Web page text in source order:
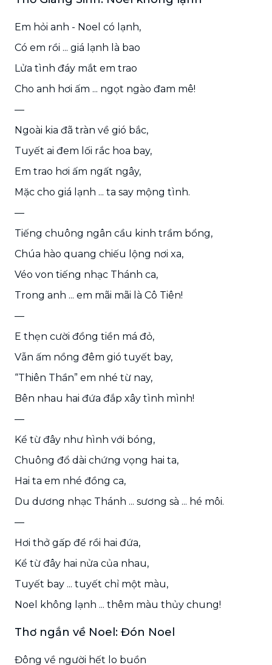
Em hỏi anh - Noel có lạnh,
Có em rồi ... giá lạnh là bao
Lửa tình đáy mắt em trao
Cho anh hơi ấm ... ngọt ngào đam mê!
—
Ngoài kia đã tràn về gió bắc,
Tuyết ai đem lối rắc hoa bay,
Em trao hơi ấm ngất ngây,
Mặc cho giá lạnh ... ta say mộng tình.
—
Tiếng chuông ngân cầu kinh trầm bổng,
Chúa hào quang chiếu lộng nơi xa,
Véo von tiếng nhạc Thánh ca,
Trong anh ... em mãi mãi là Cô Tiên!
—
E thẹn cười đồng tiền má đỏ,
Vẫn ấm nồng đêm gió tuyết bay,
“Thiên Thần” em nhé từ nay,
Bên nhau hai đứa đắp xây tình mình!
—
Kể từ đây như hình với bóng,
Chuông đổ dài chứng vọng hai ta,
Hai ta em nhé đồng ca,
Du dương nhạc Thánh ... sương sà ... hé môi.
—
Hơi thở gấp để rồi hai đứa,
Kể từ đây hai nửa của nhau,
Tuyết bay ... tuyết chỉ một màu,
Noel không lạnh ... thêm màu thủy chung!
Thơ ngắn về Noel: Đón Noel
Đông về người hết lo buồn